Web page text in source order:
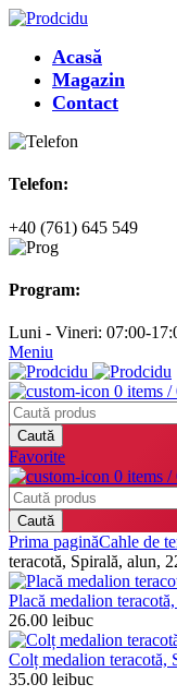
Acasă
Magazin
Contact
Telefon:
+40 (761) 645 549
Program:
Luni - Vineri: 07:00-
Meniu
0 items /
Caută
Favorite
0 items /
Caută
Prima paginăCahle de
teracotă, Spirală, alun,
Placă medalion
26.00 leibuc
Colț medalion teracotă,
35.00 leibuc